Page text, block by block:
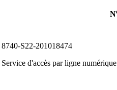
N
8740-S22-201018474
Service d'accès par ligne